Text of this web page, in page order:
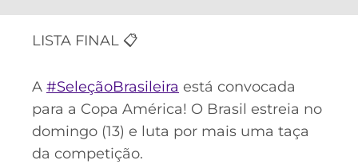
LISTA FINAL 📋
A #SeleçãoBrasileira está convocada
para a Copa América! O Brasil estreia no
domingo (13) e luta por mais uma taça
da competição.